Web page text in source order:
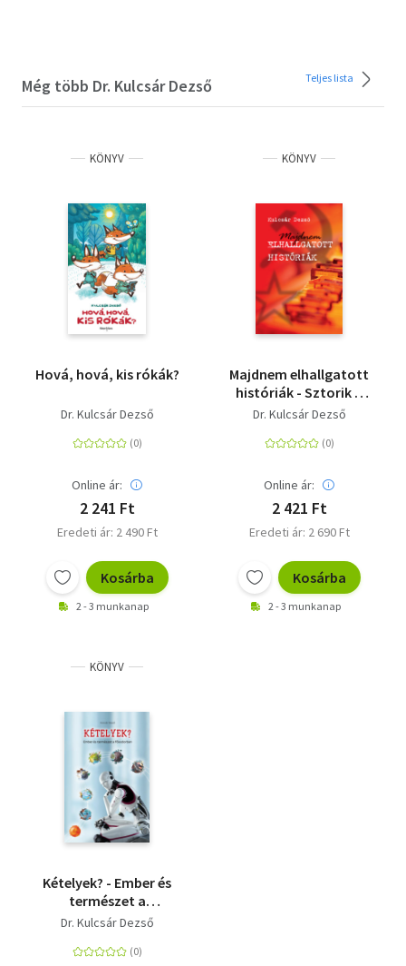
Még több Dr. Kulcsár Dezső Teljes lista
KÖNYV
Hová, hová, kis rókák?
Dr. Kulcsár Dezső
Online ár:
2 241 Ft
Eredeti ár: 2 490 Ft
Kosárba
2 - 3 munkanap
KÖNYV
Majdnem elhallgatott
históriák - Sztorik a
szocializmusból
Dr. Kulcsár Dezső
Online ár:
2 421 Ft
Eredeti ár: 2 690 Ft
Kosárba
2 - 3 munkanap
KÖNYV
Kételyek? - Ember és
természet a
fősodorban
Dr. Kulcsár Dezső